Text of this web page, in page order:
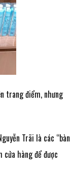
trang điểm, nhưng
Trãi là các “bàn
hàng để được